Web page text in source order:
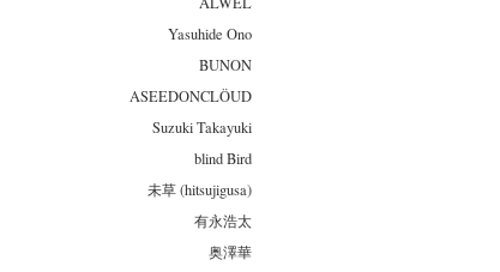
Yasuhide Ono
BUNON
ASEEDONCLÖUD
Suzuki Takayuki
blind Bird
未草 (hitsujigusa)
有永浩太
奥澤華